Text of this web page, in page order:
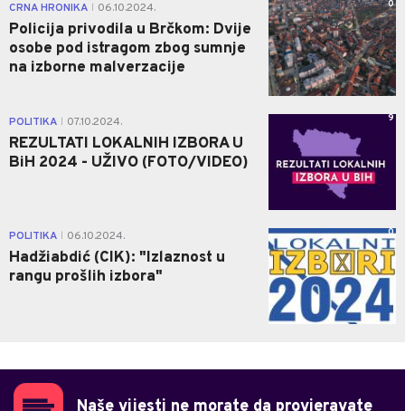
CRNA HRONIKA 06.10.2024.
Policija privodila u Brčkom: Dvije
osobe pod istragom zbog sumnje
na izborne malverzacije
0
POLITIKA 07.10.2024.
REZULTATI LOKALNIH IZBORA U
BiH 2024 - UŽIVO (FOTO/VIDEO)
9
POLITIKA 06.10.2024.
Hadžiabdić (CIK): "Izlaznost u
rangu prošlih izbora"
0
Naše vijesti ne morate da provjeravate